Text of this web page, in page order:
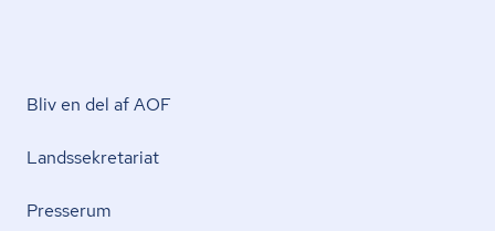
Bliv en del af AOF
Lands­se­kre­ta­ri­at
Presserum